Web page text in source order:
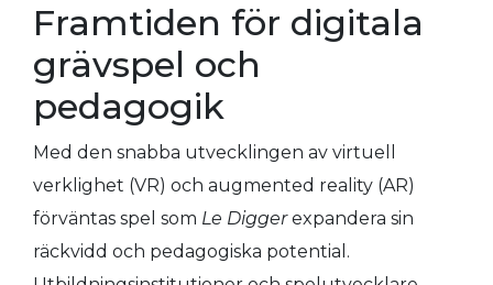
Framtiden för digitala
grävspel och
pedagogik
Med den snabba utvecklingen av virtuell
verklighet (VR) och augmented reality (AR)
förväntas spel som Le Diggerexpandera sin
räckvidd och pedagogiska potential.